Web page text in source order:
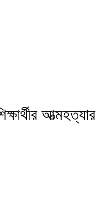
আত্মহত্যার